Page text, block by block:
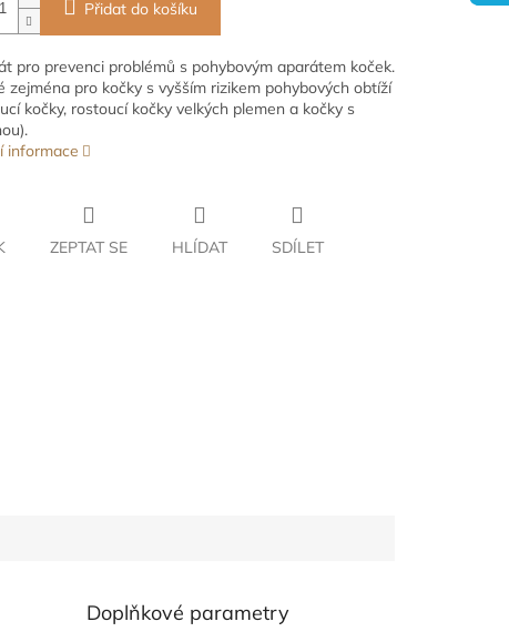
Přidat do košíku
pro prevenci problémů s pohybovým aparátem koček.
zejména pro kočky s vyšším rizikem pohybových obtíží
kočky, rostoucí kočky velkých plemen a kočky s
informace
ZEPTAT SE HLÍDAT SDÍLET
Doplňkové parametry